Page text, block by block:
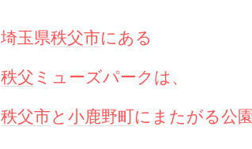
埼玉県秩父市にある
秩父 ミューズパークは、
秩父市と 小鹿野町にまたがる公